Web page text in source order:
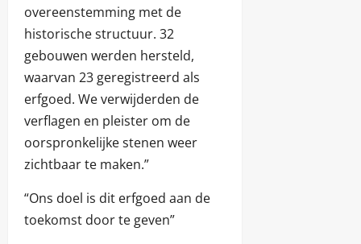
overeenstemming met de
historische structuur. 32
gebouwen werden hersteld,
waarvan 23 geregistreerd als
erfgoed. We verwijderden de
verflagen en pleister om de
oorspronkelijke stenen weer
zichtbaar te maken.”
“Ons doel is dit erfgoed aan de
toekomst door te geven”